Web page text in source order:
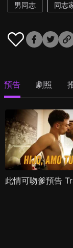
男同志
同志
預告 劇照
此情可吻爹預告